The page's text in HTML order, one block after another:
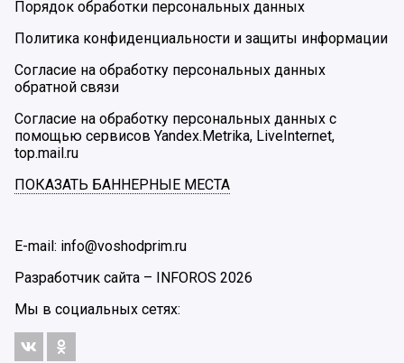
Порядок обработки персональных данных
Политика конфиденциальности и защиты информации
Согласие на обработку персональных данных
обратной связи
Согласие на обработку персональных данных с
помощью сервисов Yandex.Metrika, LiveInternet,
top.mail.ru
ПОКАЗАТЬ БАННЕРНЫЕ МЕСТА
E-mail: info@voshodprim.ru
Разработчик сайта – INFOROS 2026
Мы в социальных сетях: